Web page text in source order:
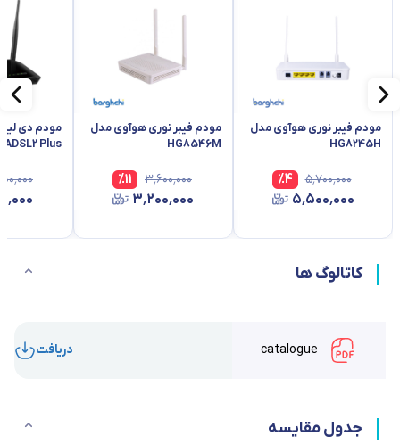
مودم فیبر نوری هوآوی مدل
HG8245H
۵٬۷۰۰٬۰۰۰ %4
۵٬۵۰۰٬۰۰۰
مودم فیبر نوری هوآوی مدل
HG8546M
۳٬۶۰۰٬۰۰۰ %11
۳٬۲۰۰٬۰۰۰
ADSL2 Plus
کاتالوگ ها
catalogue دریافت
جدول مقایسه